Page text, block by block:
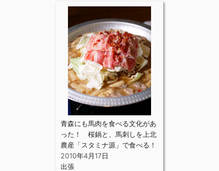
青森にも馬肉を食べる文化があ
った！ 桜鍋と、馬刺しを上北
農産「スタミナ源」で食べる！
2010年4月17日
出張